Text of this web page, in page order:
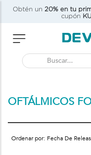
Obtén un 20% en tu
cupón
Buscar...
OFTÁLMICOS
Fecha De